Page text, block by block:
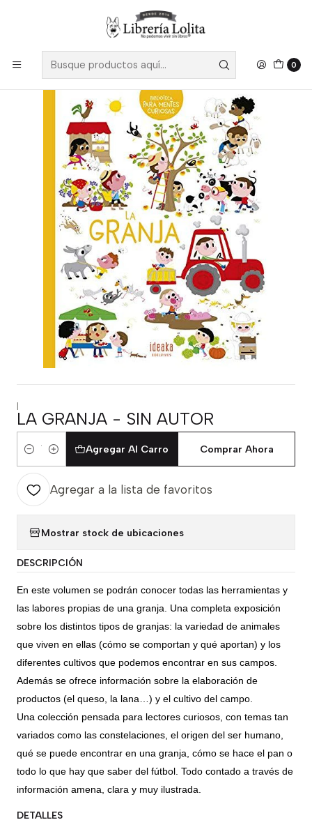
0
Despacho a todo Chile
|
LA GRANJA - SIN AUTOR
Cantidad
Agregar Al Carro Comprar Ahora
Agregar a la lista de favoritos
Mostrar stock de ubicaciones
DESCRIPCIÓN
En este volumen se podrán conocer todas las herramientas y
las labores propias de una granja. Una completa exposición
sobre los distintos tipos de granjas: la variedad de animales
que viven en ellas (cómo se comportan y qué aportan) y los
diferentes cultivos que podemos encontrar en sus campos.
Además se ofrece información sobre la elaboración de
productos (el queso, la lana…) y el cultivo del campo.
Una colección pensada para lectores curiosos, con temas tan
variados como las constelaciones, el origen del ser humano,
qué se puede encontrar en una granja, cómo se hace el pan o
todo lo que hay que saber del fútbol. Todo contado a través de
información amena, clara y muy ilustrada.
DETALLES